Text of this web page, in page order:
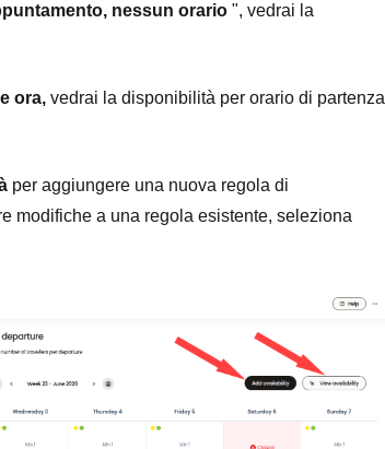
nessun orario ", vedrai la
ora, vedrai la disponibilità per orario di partenza
per aggiungere una nuova regola di
modifiche a una regola esistente, seleziona